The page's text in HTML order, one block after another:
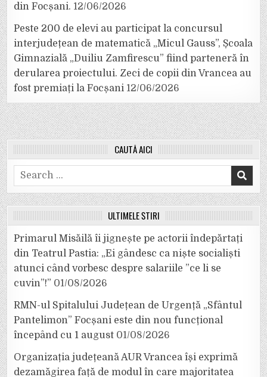
din Focșani. 12/06/2026
Peste 200 de elevi au participat la concursul
interjudețean de matematică „Micul Gauss”, Școala
Gimnazială „Duiliu Zamfirescu” fiind parteneră în
derularea proiectului. Zeci de copii din Vrancea au
fost premiați la Focșani 12/06/2026
CAUTĂ AICI
Search
for:
ULTIMELE ȘTIRI
Primarul Misăilă îi jignește pe actorii îndepărtați
din Teatrul Pastia: „Ei gândesc ca niște socialiști
atunci când vorbesc despre salariile ”ce li se
cuvin”!” 01/08/2026
RMN-ul Spitalului Județean de Urgență „Sfântul
Pantelimon” Focșani este din nou funcțional
începând cu 1 august 01/08/2026
Organizația județeană AUR Vrancea își exprimă
dezamăgirea față de modul în care majoritatea